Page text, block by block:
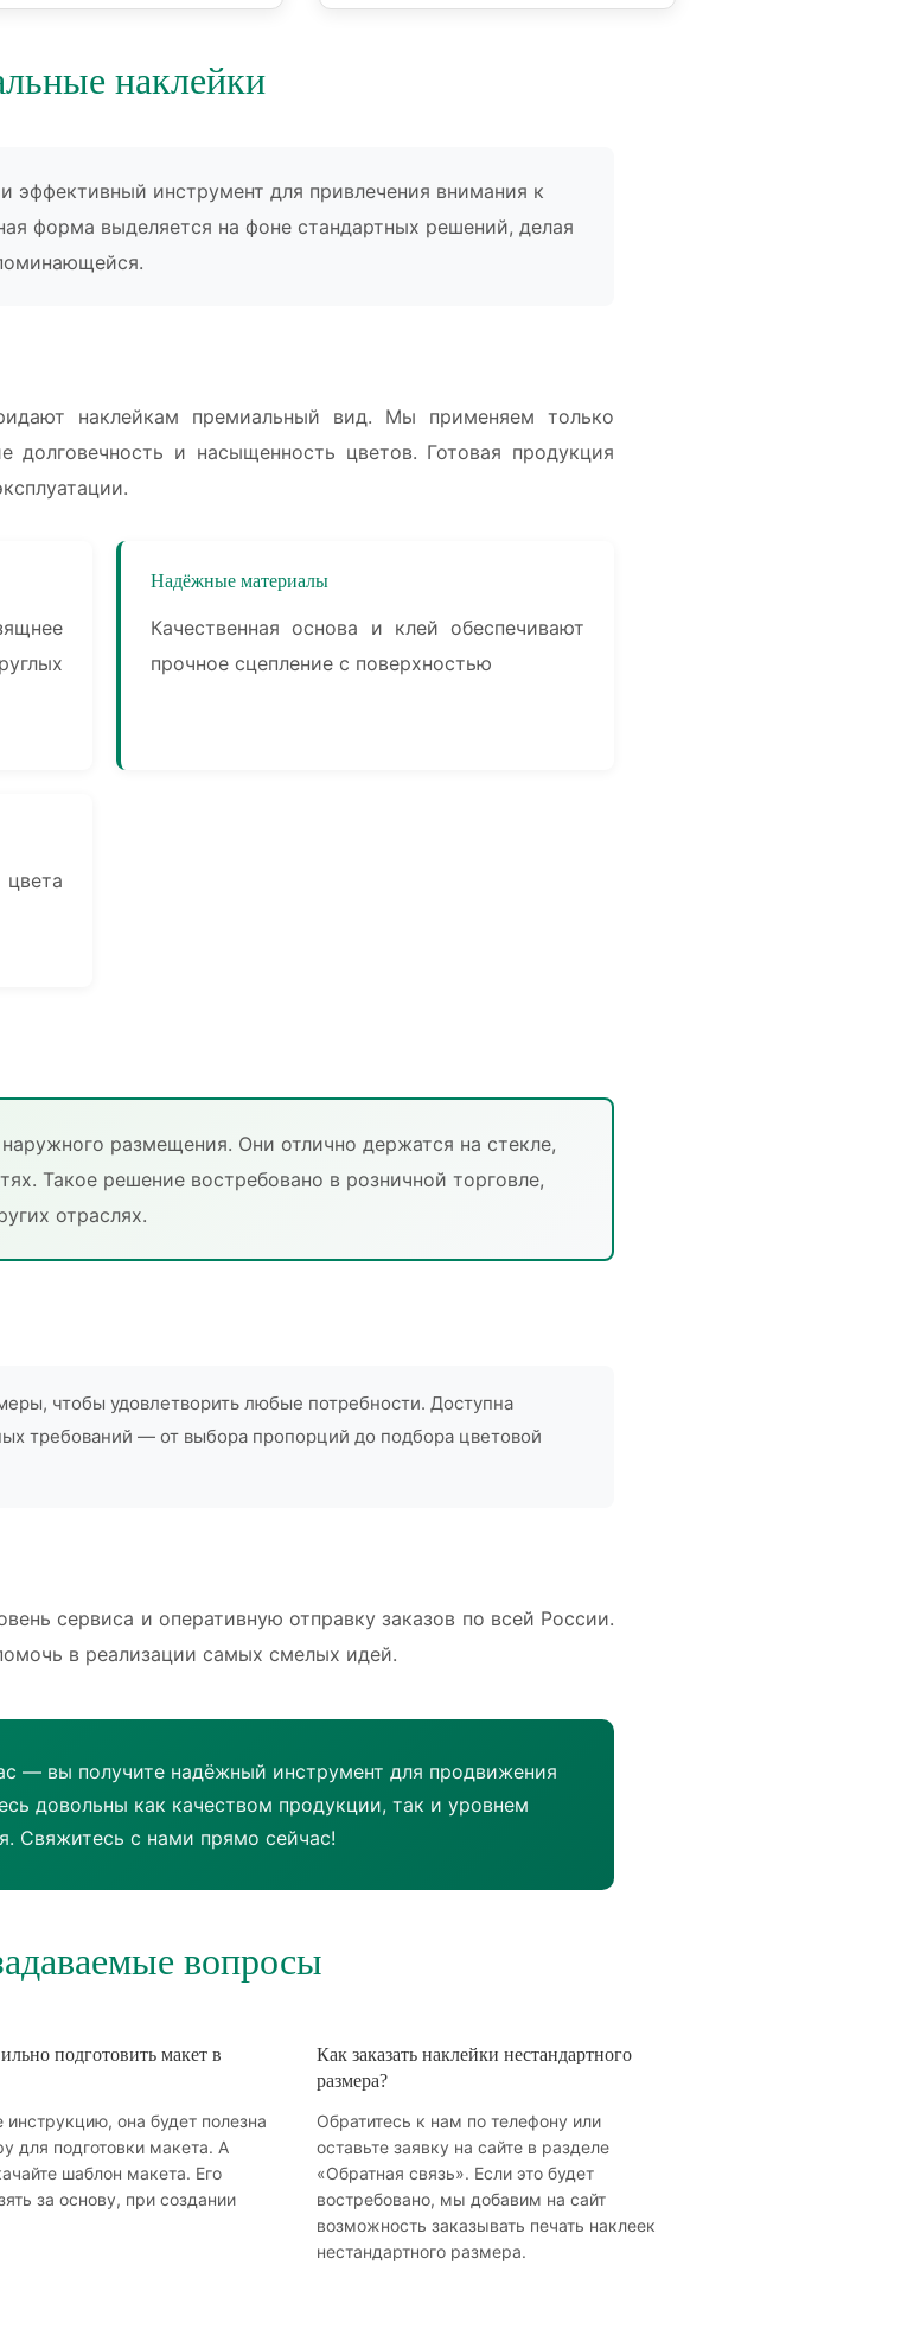
наклейки
эффективный инструмент для привлечения внимания к
форма выделяется на фоне стандартных решений, делая
наклейкам премиальный вид. Мы применяем только
долговечность и насыщенность цветов. Готовая продукция
Надёжные материалы
Качественная основа и клей обеспечивают
прочное сцепление с поверхностью
размещения. Они отлично держатся на стекле,
Такое решение востребовано в розничной торговле,
отраслях.
чтобы удовлетворить любые потребности. Доступна
требований — от выбора пропорций до подбора цветовой
сервиса и оперативную отправку заказов по всей России.
в реализации самых смелых идей.
— вы получите надёжный инструмент для продвижения
довольны как качеством продукции, так и уровнем
Свяжитесь с нами прямо сейчас!
вопросы
подготовить макет в
инструкцию, она будет полезна
для подготовки макета. А
шаблон макета. Его
за основу, при создании
Как заказать наклейки нестандартного
размера?
Обратитесь к нам по телефону или
оставьте заявку на сайте в разделе
«Обратная связь». Если это будет
востребовано, мы добавим на сайт
возможность заказывать печать наклеек
нестандартного размера.